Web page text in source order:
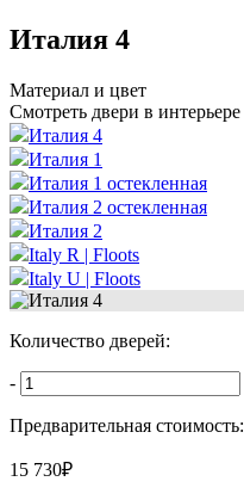
Италия 4
Материал и цвет
Смотреть двери в интерьере
Италия 4
Италия 1
Италия 1 остекленная
Италия 2 остекленная
Италия 2
Italy R | Floots
Italy U | Floots
Количество дверей:
-
Предварительная стоимость:
15 730₽